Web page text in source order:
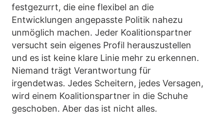
festgezurrt, die eine flexibel an die
Entwicklungen angepasste Politik nahezu
unmöglich machen. Jeder Koalitionspartner
versucht sein eigenes Profil herauszustellen
und es ist keine klare Linie mehr zu erkennen.
Niemand trägt Verantwortung für
irgendetwas. Jedes Scheitern, jedes Versagen,
wird einem Koalitionspartner in die Schuhe
geschoben. Aber das ist nicht alles.